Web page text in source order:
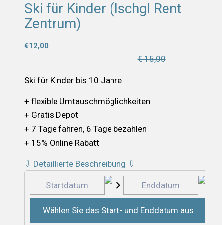
Ski für Kinder (Ischgl Rent
Zentrum)
€12,00
€ 15,00
Ski für Kinder bis 10 Jahre
+ flexible Umtauschmöglichkeiten
+ Gratis Depot
+ 7 Tage fahren, 6 Tage bezahlen
+ 15% Online Rabatt
⇩ Detaillierte Beschreibung ⇩
Wählen Sie das Start- und Enddatum aus